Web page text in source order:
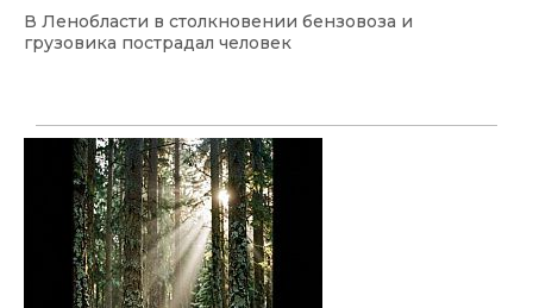
В Ленобласти в столкновении бензовоза и
грузовика пострадал человек